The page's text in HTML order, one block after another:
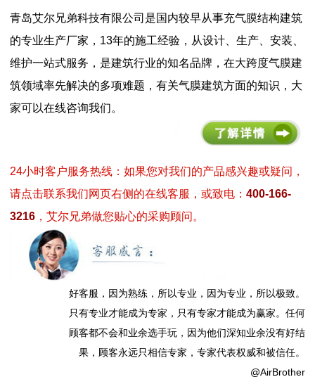
青岛艾尔兄弟科技有限公司是国内较早从事充气膜结构建筑
的专业生产厂家，13年的施工经验，从设计、生产、安装、
维护一站式服务，是建筑行业的知名品牌，在大跨度气膜建
筑领域率先解决的多项难题，有关气膜建筑方面的知识，大
家可以在线咨询我们。
24小时客户服务热线：如果您对我们的产品感兴趣或疑问，
请点击联系我们网页右侧的在线客服，或致电： 400-166-
3216 ，艾尔兄弟做您贴心的采购顾问。
好客服，因为熟练，所以专业，因为专业，所以极致。
只有专业才能成为专家，只有专家才能成为赢家。任何
顾客都不会和业余选手玩，因为他们深知业余没有好结
果，顾客永远只相信专家，专家代表权威和被信任。
@AirBrother